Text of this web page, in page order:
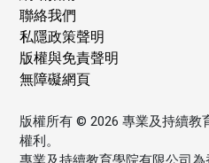
聯絡我們
私隱政策聲明
版權與免責聲明
無障礙網頁
版權所有 © 2026 專業及持續教
權利。